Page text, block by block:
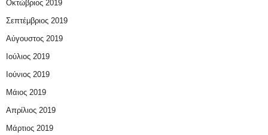
Οκτώβριος 2019
Σεπτέμβριος 2019
Αύγουστος 2019
Ιούλιος 2019
Ιούνιος 2019
Μάιος 2019
Απρίλιος 2019
Μάρτιος 2019